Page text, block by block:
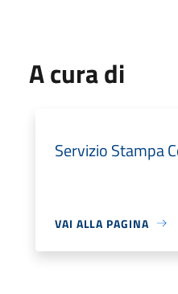
A cura di
Servizio Stampa
VAI ALLA PAGINA